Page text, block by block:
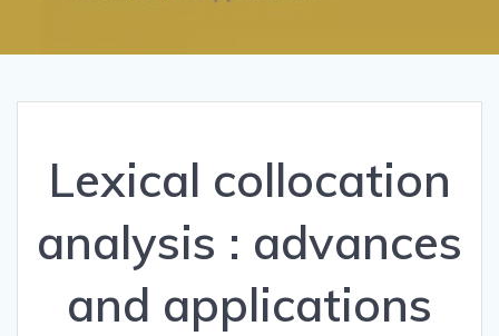
Lexical collocation
analysis : advances
and applications